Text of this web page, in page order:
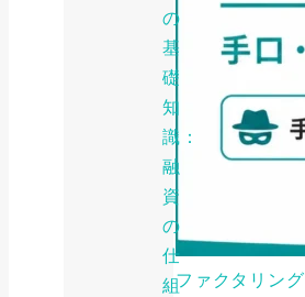
の
基
礎
知
識：
融
資
の
仕
組ファクタリング